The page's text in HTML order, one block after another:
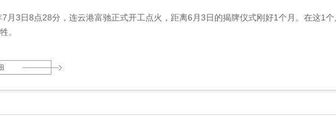
7月3日8点28分，连云港富驰正式开工点火，距离6月3日的揭牌仪式刚好1个月。在这1
。